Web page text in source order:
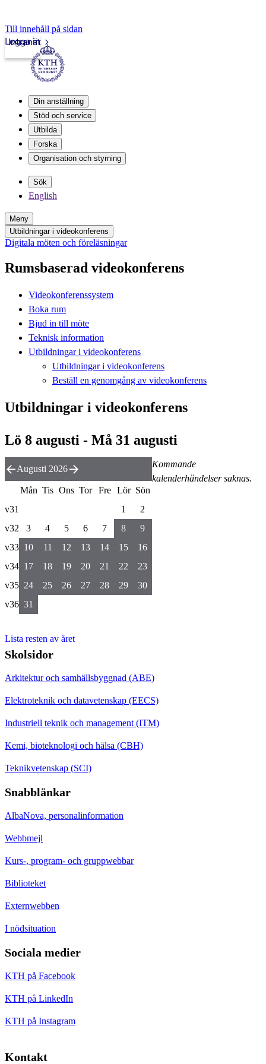
Till innehåll på sidan
Intranät
Logga in
Din anställning
Stöd och service
Utbilda
Forska
Organisation och styrning
Sök
English
Meny
Utbildningar i videokonferens
Digitala möten och föreläsningar
Rumsbaserad videokonferens
Videokonferenssystem
Boka rum
Bjud in till möte
Teknisk information
Utbildningar i videokonferens
Utbildningar i videokonferens
Beställ en genomgång av videokonferens
Utbildningar i videokonferens
Lö 8 augusti - Må 31 augusti
Kommande
kalenderhändelser saknas.
Augusti 2026
Mån Tis Ons Tor Fre Lör Sön
v31
1
2
v32
3 4 5 6 7 8
9
v33 10 11 12 13 14 15
16
v34 17 18 19 20 21 22
23
v35 24 25 26 27 28 29
30
v36 31
Lista resten av året
Skolsidor
Arkitektur och samhällsbyggnad (ABE)
Elektroteknik och datavetenskap (EECS)
Industriell teknik och management (ITM)
Kemi, bioteknologi och hälsa (CBH)
Teknikvetenskap (SCI)
Snabblänkar
AlbaNova, personalinformation
Webbmejl
Kurs-, program- och gruppwebbar
Biblioteket
Externwebben
I nödsituation
Sociala medier
KTH på Facebook
KTH på LinkedIn
KTH på Instagram
Kontakt